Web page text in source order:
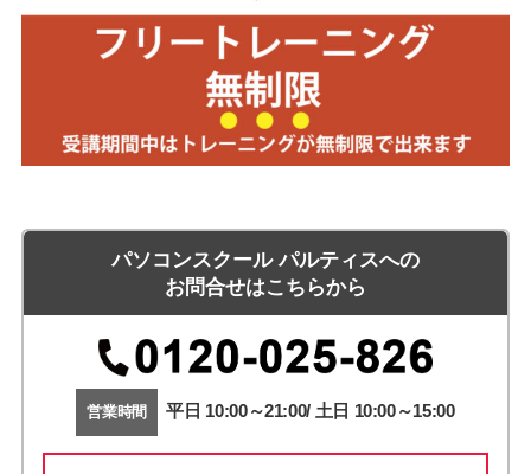
パソコンスクール パルティスへの
お問合せはこちらから
営業時間 平日 10:00～21:00/ 土日 10:00～15:00